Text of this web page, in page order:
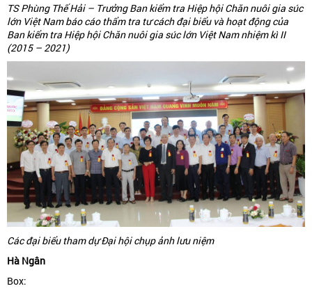
TS Phùng Thế Hải – Trưởng Ban kiểm tra Hiệp hội Chăn nuôi gia súc
lớn Việt Nam báo cáo thẩm tra tư cách đại biểu và hoạt động của
Ban kiểm tra Hiệp hội Chăn nuôi gia súc lớn Việt Nam nhiệm kì II
(2015 – 2021)
Các đại biểu tham dự Đại hội chụp ảnh lưu niệm
Hà Ngân
Box: